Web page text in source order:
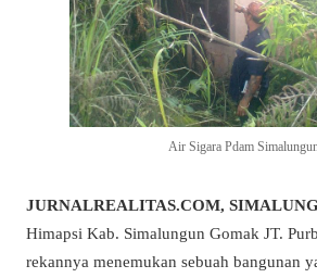
Air Sigara Pdam
JURNALREALITAS.COM,
Himapsi Kab. Simalungun Gomak JT.
rekannya menemukan sebuah bangunan